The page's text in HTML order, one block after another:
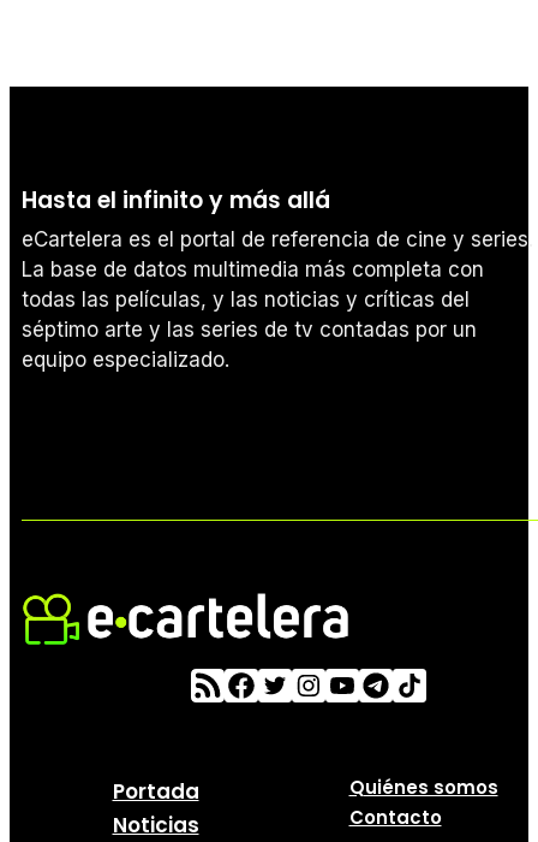
Hasta el infinito y más allá
eCartelera es el portal de referencia de cine y series.
La base de datos multimedia más completa con
todas las películas, y las noticias y críticas del
séptimo arte y las series de tv contadas por un
equipo especializado.
Portada
Noticias
Quiénes somos
Contacto